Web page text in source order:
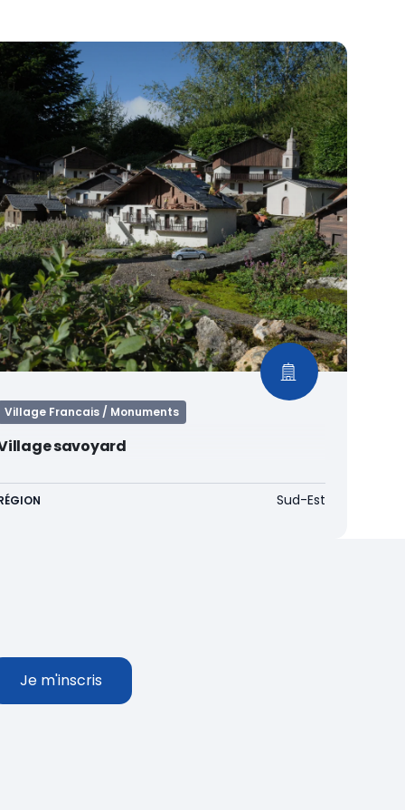
Village Francais / Monuments
savoyard
Sud-Est
Je m'inscris